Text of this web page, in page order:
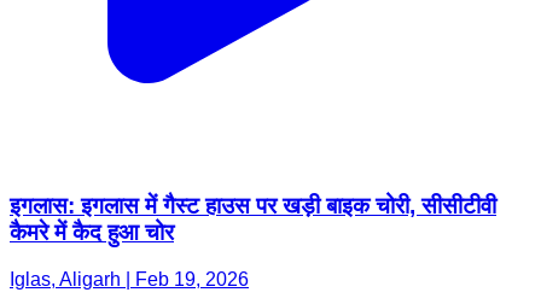
इगलास: इगलास में गैस्ट हाउस पर खड़ी बाइक चोरी, सीसीटीवी